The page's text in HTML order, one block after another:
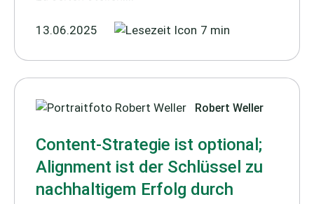
13.06.2025 7 min
Robert Weller
Content-Strategie ist optional;
Alignment ist der Schlüssel zu
nachhaltigem Erfolg durch